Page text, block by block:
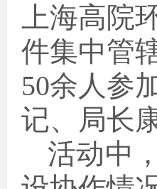
上海高院
件集中管
50余人参
记、局长
活动中